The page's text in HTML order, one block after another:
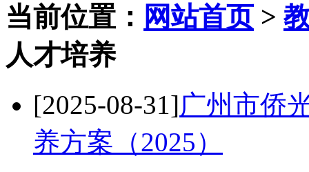
当前位置： 网站首页>
人才培养
[2025-08-31]广州市侨
养方案（2025）